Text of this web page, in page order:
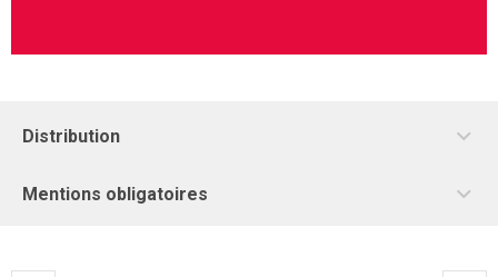
Distribution
Mentions obligatoires